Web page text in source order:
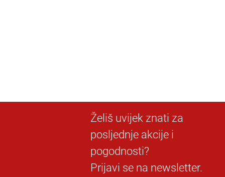
Želiš uvijek znati za
posljednje akcije i
pogodnosti?
Prijavi se na newsletter.